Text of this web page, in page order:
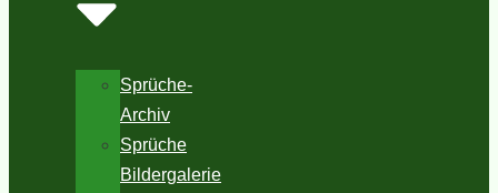
Sprüche-
Archiv
Sprüche
Bildergalerie